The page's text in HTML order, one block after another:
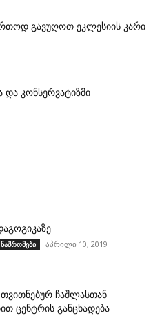
გავუღოთ ეკლესიის კარი
და კონსერვატიზმი
აპრილი 10, 2019
ჩაშლასთან
ცენტრის განცხადება